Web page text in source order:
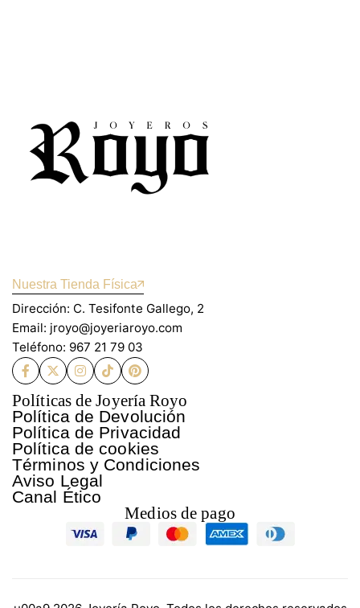
Nuestra Tienda Física
Dirección: C. Tesifonte Gallego, 2
Email: jroyo@joyeriaroyo.com
Teléfono: 967 21 79 03
Políticas de Joyería Royo
Política de Devolución
Política de Privacidad
Política de cookies
Términos y Condiciones
Aviso Legal
Canal Ético
Medios de pago